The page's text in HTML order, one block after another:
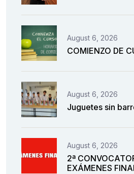
August 6, 2026
COMIENZO DE
August 6, 2026
Juguetes sin
August 6, 2026
2ª
EXÁMENES